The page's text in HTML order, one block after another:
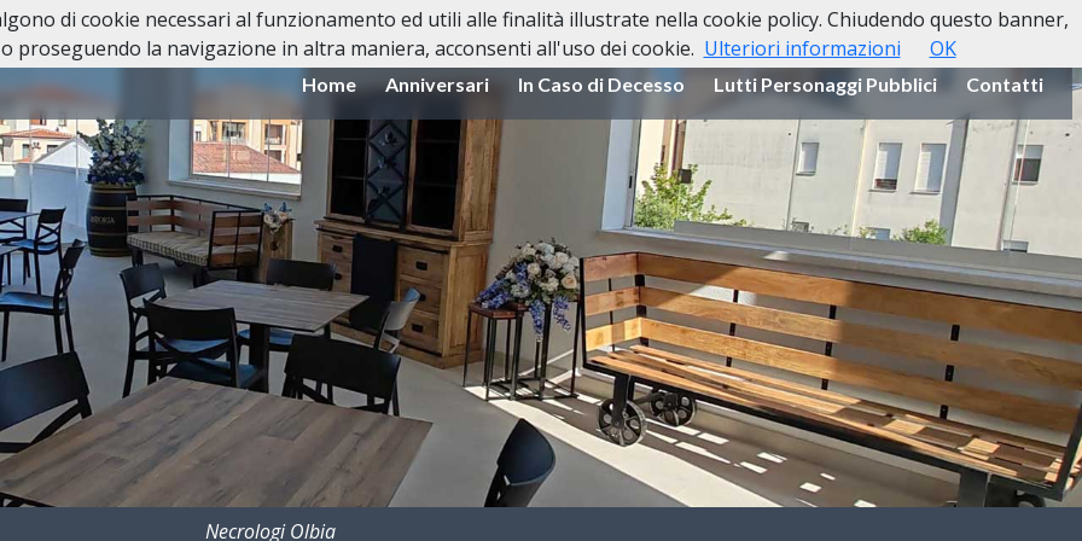
Home Anniversari In Caso di Decesso Lutti Personaggi Pubblici Contatti
Necrologi Olbia
di cookie necessari al funzionamento ed utili alle finalità illustrate nella cookie policy. Chiudendo questo banner,
proseguendo la navigazione in altra maniera, acconsenti all'uso dei cookie. Ulteriori informazioni OK